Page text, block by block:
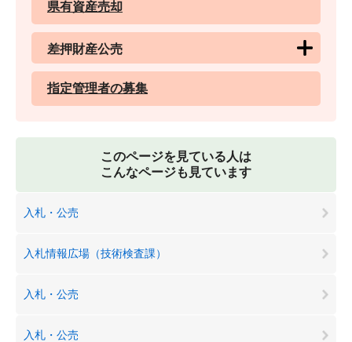
県有資産売却
差押財産公売
指定管理者の募集
このページを見ている人は
こんなページも見ています
入札・公売
入札情報広場（技術検査課）
入札・公売
入札・公売